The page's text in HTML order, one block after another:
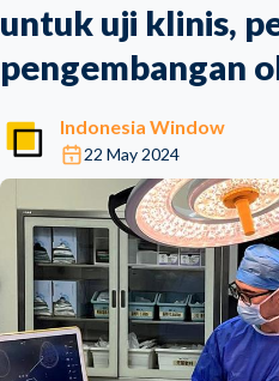
untuk uji klinis,
pengembangan
Indonesia Window
22 May 2024